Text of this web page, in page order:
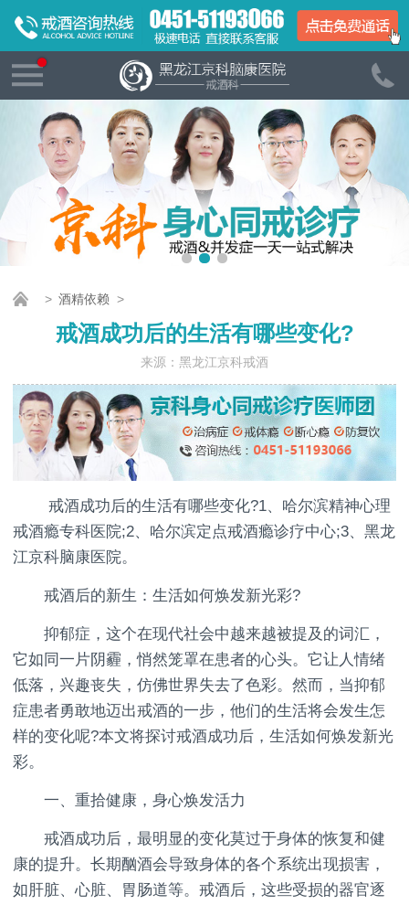
> 酒精依赖 >
戒酒成功后的生活有哪些变化?
来源：黑龙江京科戒酒
戒酒成功后的生活有哪些变化?1、哈尔滨精神心理
戒酒瘾专科医院;2、哈尔滨定点戒酒瘾诊疗中心;3、黑龙
江京科脑康医院。
戒酒后的新生：生活如何焕发新光彩?
抑郁症，这个在现代社会中越来越被提及的词汇，
它如同一片阴霾，悄然笼罩在患者的心头。它让人情绪
低落，兴趣丧失，仿佛世界失去了色彩。然而，当抑郁
症患者勇敢地迈出戒酒的一步，他们的生活将会发生怎
样的变化呢?本文将探讨戒酒成功后，生活如何焕发新光
彩。
一、重拾健康，身心焕发活力
戒酒成功后，最明显的变化莫过于身体的恢复和健
康的提升。长期酗酒会导致身体的各个系统出现损害，
如肝脏、心脏、胃肠道等。戒酒后，这些受损的器官逐